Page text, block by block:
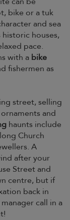
bike or a tuk
and sea
houses,
pace.
with a bike
fishermen as
street, selling
and
haunts include
Church
A
after your
Street and
centre, but if
back in
call in a